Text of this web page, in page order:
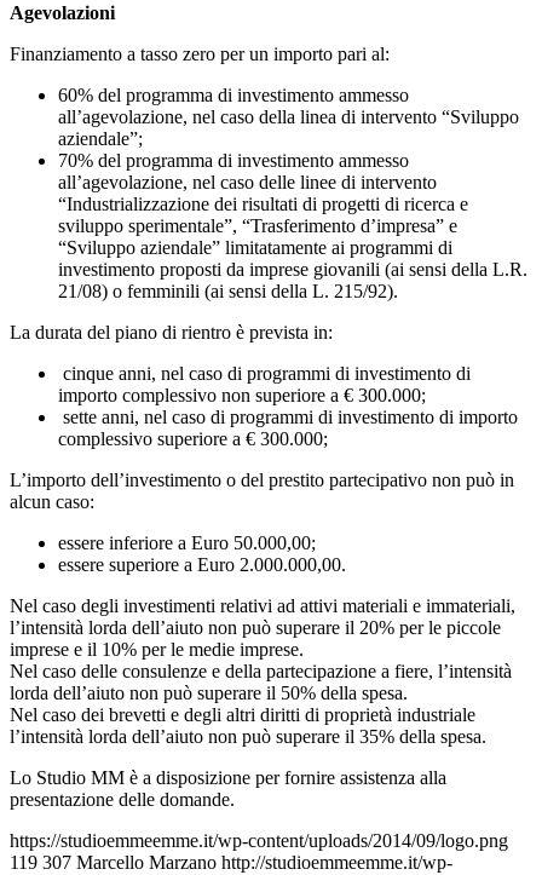
Agevolazioni
Finanziamento a tasso zero per un importo pari al:
60% del programma di investimento ammesso
all’agevolazione, nel caso della linea di intervento “Sviluppo
aziendale”;
70% del programma di investimento ammesso
all’agevolazione, nel caso delle linee di intervento
“Industrializzazione dei risultati di progetti di ricerca e
sviluppo sperimentale”, “Trasferimento d’impresa” e
“Sviluppo aziendale” limitatamente ai programmi di
investimento proposti da imprese giovanili (ai sensi della L.R.
21/08) o femminili (ai sensi della L. 215/92).
La durata del piano di rientro è prevista in:
­ cinque anni, nel caso di programmi di investimento di
importo complessivo non superiore a € 300.000;
­ sette anni, nel caso di programmi di investimento di importo
complessivo superiore a € 300.000;
L’importo dell’investimento o del prestito partecipativo non può in
alcun caso:
essere inferiore a Euro 50.000,00;
essere superiore a Euro 2.000.000,00.
Nel caso degli investimenti relativi ad attivi materiali e immateriali,
l’intensità lorda dell’aiuto non può superare il 20% per le piccole
imprese e il 10% per le medie imprese.
Nel caso delle consulenze e della partecipazione a fiere, l’intensità
lorda dell’aiuto non può superare il 50% della spesa.
Nel caso dei brevetti e degli altri diritti di proprietà industriale
l’intensità lorda dell’aiuto non può superare il 35% della spesa.
Lo Studio MM è a disposizione per fornire assistenza alla
presentazione delle domande.
https://studioemmeemme.it/wp-content/uploads/2014/09/logo.png
119 307 Marcello Marzano http://studioemmeemme.it/wp-